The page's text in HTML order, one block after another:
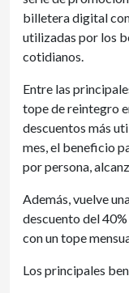
billetera digital
utilizadas por los
cotidianos.
Entre las
tope de reintegro
descuentos más
mes, el beneficio
por persona,
Además, vuelve
descuento del
con un tope
Los principales